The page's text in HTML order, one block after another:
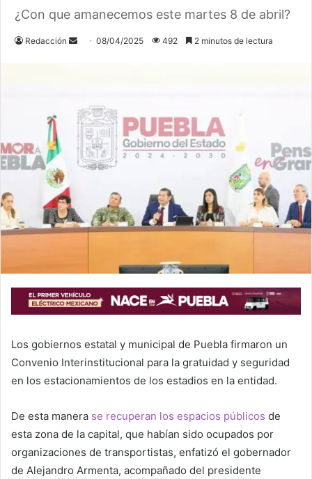
¿Con que amanecemos este martes 8 de abril?
Redacción
Send08/04/2025 492 2 minutos de lectura
Los gobiernos estatal y municipal de Puebla firmaron un
Convenio Interinstitucional para la gratuidad y seguridad
en los estacionamientos de los estadios en la entidad.
De esta manera se recuperan los espacios públicos de
esta zona de la capital, que habían sido ocupados por
organizaciones de transportistas, enfatizó el gobernador
de Alejandro Armenta, acompañado del presidente